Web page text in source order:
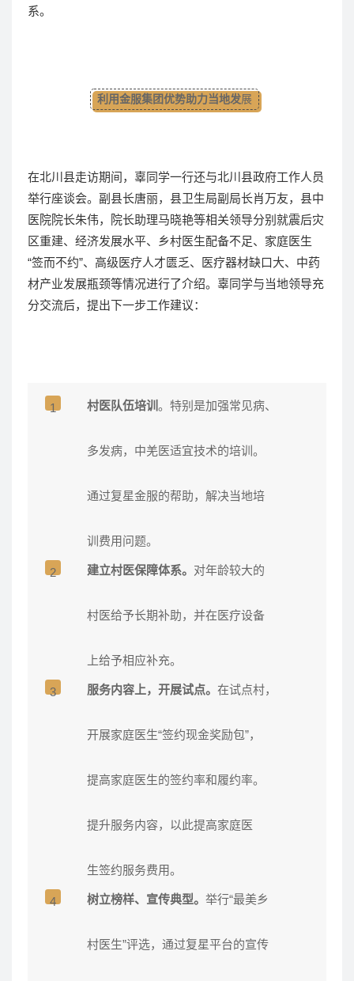
系。
利用金服集团优势助力当地发展
在北川县走访期间，辜同学一行还与北川县政府工作人员
举行座谈会。副县长唐丽，县卫生局副局长肖万友，县中
医院院长朱伟，院长助理马晓艳等相关领导分别就震后灾
区重建、经济发展水平、乡村医生配备不足、家庭医生
“签而不约”、高级医疗人才匮乏、医疗器材缺口大、中药
材产业发展瓶颈等情况进行了介绍。辜同学与当地领导充
分交流后，提出下一步工作建议：
1 村医队伍培训 。特别是加强常见病、
多发病，中羌医适宜技术的培训。
通过复星金服的帮助，解决当地培
训费用问题。
2 建立村医保障体系。 对年龄较大的
村医给予长期补助，并在医疗设备
上给予相应补充。
3 服务内容上，开展试点。 在试点村，
开展家庭医生“签约现金奖励包”，
提高家庭医生的签约率和履约率。
提升服务内容，以此提高家庭医
生签约服务费用。
4 树立榜样、宣传典型。 举行“最美乡
村医生”评选，通过复星平台的宣传